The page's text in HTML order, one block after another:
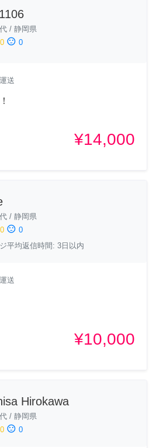
/ 静岡県
0 sentiment_dissatisfied 0
送
¥14,000
/ 静岡県
0 sentiment_dissatisfied 0
平均返信時間: 3日以内
送
¥10,000
Hirokawa
/ 静岡県
0 sentiment_dissatisfied 0